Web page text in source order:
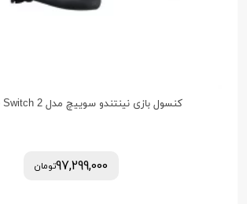
کنسول بازی نینتندو سوییچ مدل Nintendo Switch 2
97,299,000تومان